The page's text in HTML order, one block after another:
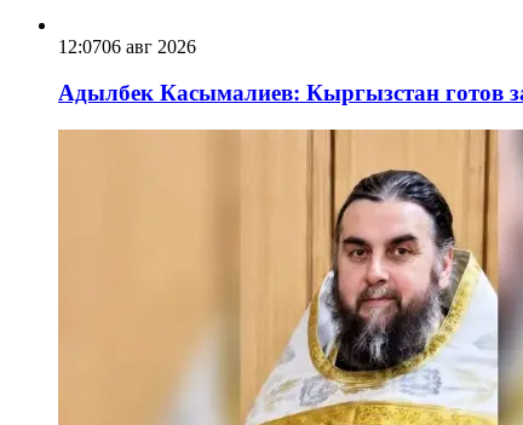
12:0706 авг 2026
Адылбек Касымалиев: Кыргызстан готов